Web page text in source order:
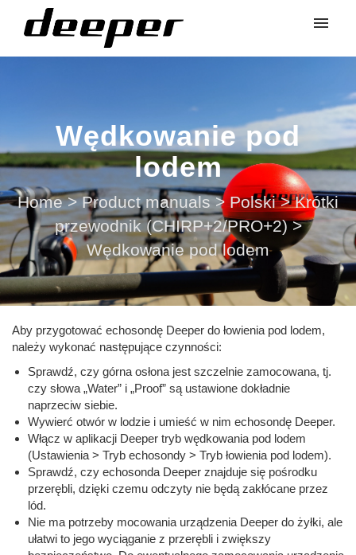
Wędkowanie pod
lodem
Home > Product manuals > Polski > Krótki
przewodnik (CHIRP+2/PRO+2) >
Wędkowanie pod lodem
Aby przygotować echosondę Deeper do łowienia pod lodem,
należy wykonać następujące czynności:
Sprawdź, czy górna osłona jest szczelnie zamocowana, tj.
czy słowa „Water” i „Proof” są ustawione dokładnie
naprzeciw siebie.
Wywierć otwór w lodzie i umieść w nim echosondę Deeper.
Włącz w aplikacji Deeper tryb wędkowania pod lodem
(Ustawienia > Tryb echosondy > Tryb łowienia pod lodem).
Sprawdź, czy echosonda Deeper znajduje się pośrodku
przerębli, dzięki czemu odczyty nie będą zakłócane przez
lód.
Nie ma potrzeby mocowania urządzenia Deeper do żyłki, ale
ułatwi to jego wyciąganie z przerębli i zwiększy